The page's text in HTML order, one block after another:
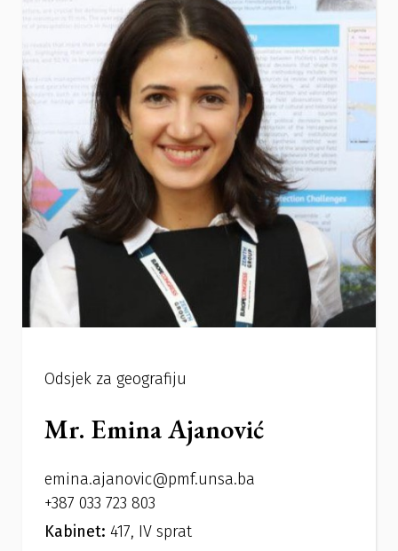
Odsjek za geografiju
Mr. Emina Ajanović
emina.ajanovic@pmf.unsa.ba
+387 033 723 803
Kabinet: 417, IV sprat